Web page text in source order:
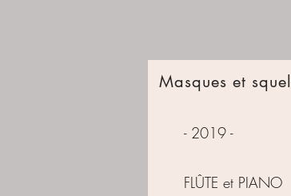
Masques et
- 2019 -
FLÛTE et PIANO